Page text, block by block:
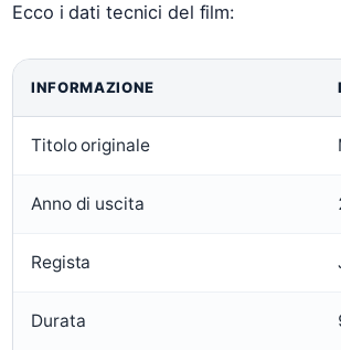
Ecco i dati tecnici del film:
INFORMAZIONE
Titolo originale
Anno di uscita
Regista
Durata